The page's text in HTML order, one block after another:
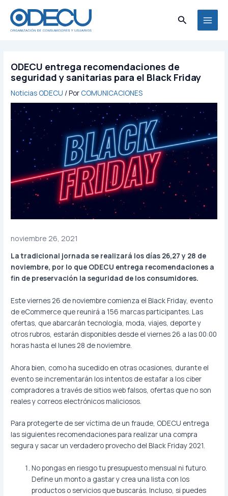
contenido
Buscar
ODECU entrega recomendaciones de
seguridad y sanitarias para el Black Friday
Noticias ODECU / Por COMUNICACIONES
noviembre 26, 2021
La tradicional jornada se realizará los días 26,27 y 28 de
noviembre, por lo que ODECU entrega recomendaciones a
fin de preservación la seguridad de los consumidores.
Este viernes 26 de noviembre comienza el Black Friday, evento
de eCommerce que reunirá a 156 marcas participantes. Las
ofertas, que abarcarán tecnología, moda, viajes, deporte y
otros rubros, estarán disponibles desde el viernes 26 a las 00:00
horas hasta el lunes 28 de noviembre.
Ahora bien, como ha sucedido en otras ocasiones, durante el
evento se incrementarán los intentos de estafar a los ciber
compradores a través de sitios web falsos, ofertas que no son
reales y correos electrónicos maliciosos.
Para protegerte de ser víctima de un fraude, ODECU entrega
las siguientes recomendaciones para realizar una compra
segura y sacar un verdadero provecho del Black Friday 2021.
No pongas en riesgo tu presupuesto mensual ni futuro.
Define un monto a gastar y crea una lista con los
productos o servicios que buscarás. Incluso, si puedes